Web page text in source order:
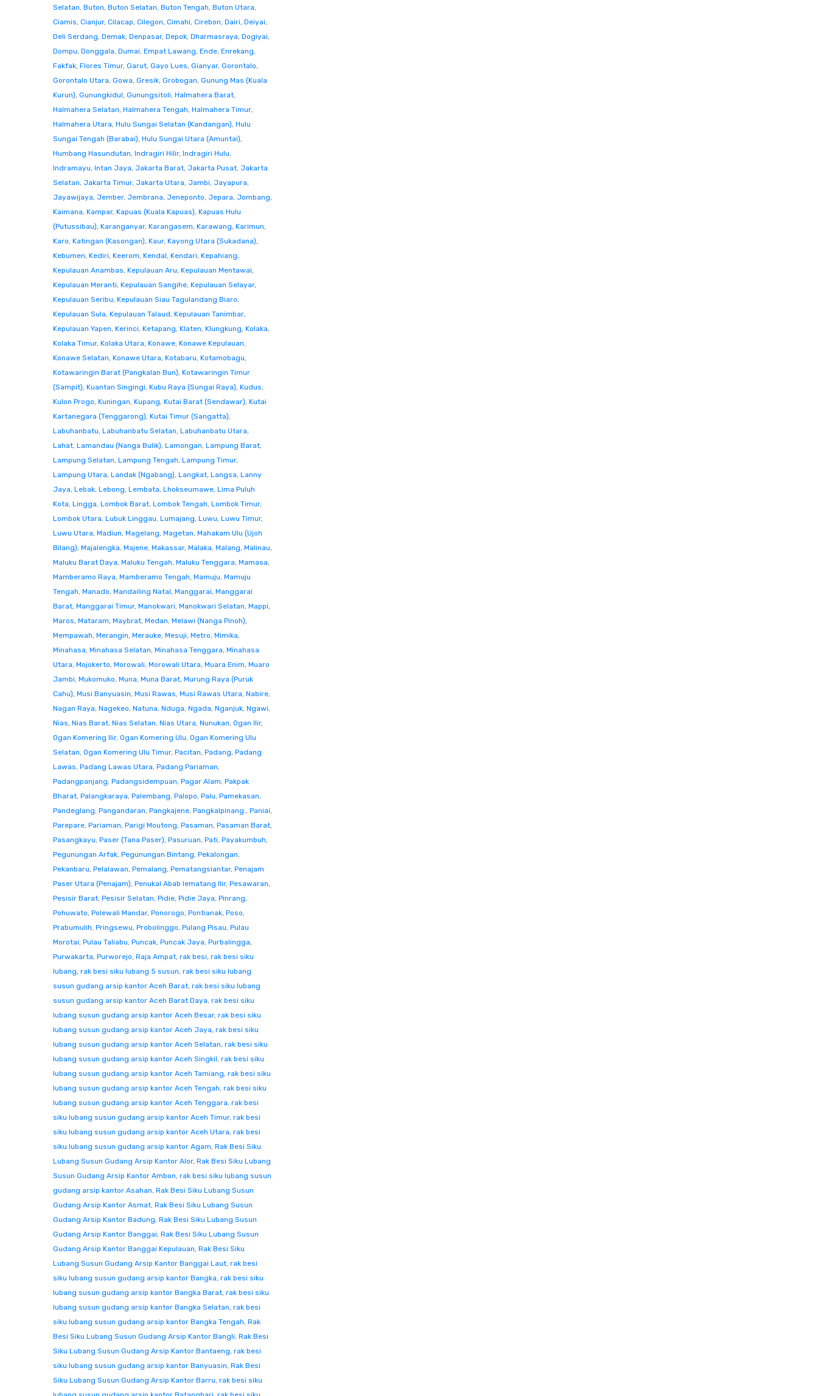
Selatan, Buton, Buton Selatan, Buton Tengah, Buton Utara,
Ciamis, Cianjur, Cilacap, Cilegon, Cimahi, Cirebon, Dairi, Deiyai,
Deli Serdang, Demak, Denpasar, Depok, Dharmasraya, Dogiyai,
Dompu, Donggala, Dumai, Empat Lawang, Ende, Enrekang,
Fakfak, Flores Timur, Garut, Gayo Lues, Gianyar, Gorontalo,
Gorontalo Utara, Gowa, Gresik, Grobogan, Gunung Mas (Kuala
Kurun), Gunungkidul, Gunungsitoli, Halmahera Barat,
Halmahera Selatan, Halmahera Tengah, Halmahera Timur,
Halmahera Utara, Hulu Sungai Selatan (Kandangan), Hulu
Sungai Tengah (Barabai), Hulu Sungai Utara (Amuntai),
Humbang Hasundutan, Indragiri Hilir, Indragiri Hulu,
Indramayu, Intan Jaya, Jakarta Barat, Jakarta Pusat, Jakarta
Selatan, Jakarta Timur, Jakarta Utara, Jambi, Jayapura,
Jayawijaya, Jember, Jembrana, Jeneponto, Jepara, Jombang,
Kaimana, Kampar, Kapuas (Kuala Kapuas), Kapuas Hulu
(Putussibau), Karanganyar, Karangasem, Karawang, Karimun,
Karo, Katingan (Kasongan), Kaur, Kayong Utara (Sukadana),
Kebumen, Kediri, Keerom, Kendal, Kendari, Kepahiang,
Kepulauan Anambas, Kepulauan Aru, Kepulauan Mentawai,
Kepulauan Meranti, Kepulauan Sangihe, Kepulauan Selayar,
Kepulauan Seribu, Kepulauan Siau Tagulandang Biaro,
Kepulauan Sula, Kepulauan Talaud, Kepulauan Tanimbar,
Kepulauan Yapen, Kerinci, Ketapang, Klaten, Klungkung, Kolaka,
Kolaka Timur, Kolaka Utara, Konawe, Konawe Kepulauan,
Konawe Selatan, Konawe Utara, Kotabaru, Kotamobagu,
Kotawaringin Barat (Pangkalan Bun), Kotawaringin Timur
(Sampit), Kuantan Singingi, Kubu Raya (Sungai Raya), Kudus,
Kulon Progo, Kuningan, Kupang, Kutai Barat (Sendawar), Kutai
Kartanegara (Tenggarong), Kutai Timur (Sangatta),
Labuhanbatu, Labuhanbatu Selatan, Labuhanbatu Utara,
Lahat, Lamandau (Nanga Bulik), Lamongan, Lampung Barat,
Lampung Selatan, Lampung Tengah, Lampung Timur,
Lampung Utara, Landak (Ngabang), Langkat, Langsa, Lanny
Jaya, Lebak, Lebong, Lembata, Lhokseumawe, Lima Puluh
Kota, Lingga, Lombok Barat, Lombok Tengah, Lombok Timur,
Lombok Utara, Lubuk Linggau, Lumajang, Luwu, Luwu Timur,
Luwu Utara, Madiun, Magelang, Magetan, Mahakam Ulu (Ujoh
Bilang), Majalengka, Majene, Makassar, Malaka, Malang, Malinau,
Maluku Barat Daya, Maluku Tengah, Maluku Tenggara, Mamasa,
Mamberamo Raya, Mamberamo Tengah, Mamuju, Mamuju
Tengah, Manado, Mandailing Natal, Manggarai, Manggarai
Barat, Manggarai Timur, Manokwari, Manokwari Selatan, Mappi,
Maros, Mataram, Maybrat, Medan, Melawi (Nanga Pinoh),
Mempawah, Merangin, Merauke, Mesuji, Metro, Mimika,
Minahasa, Minahasa Selatan, Minahasa Tenggara, Minahasa
Utara, Mojokerto, Morowali, Morowali Utara, Muara Enim, Muaro
Jambi, Mukomuko, Muna, Muna Barat, Murung Raya (Puruk
Cahu), Musi Banyuasin, Musi Rawas, Musi Rawas Utara, Nabire,
Nagan Raya, Nagekeo, Natuna, Nduga, Ngada, Nganjuk, Ngawi,
Nias, Nias Barat, Nias Selatan, Nias Utara, Nunukan, Ogan Ilir,
Ogan Komering Ilir, Ogan Komering Ulu, Ogan Komering Ulu
Selatan, Ogan Komering Ulu Timur, Pacitan, Padang, Padang
Lawas, Padang Lawas Utara, Padang Pariaman,
Padangpanjang, Padangsidempuan, Pagar Alam, Pakpak
Bharat, Palangkaraya, Palembang, Palopo, Palu, Pamekasan,
Pandeglang, Pangandaran, Pangkajene, Pangkalpinang., Paniai,
Parepare, Pariaman, Parigi Moutong, Pasaman, Pasaman Barat,
Pasangkayu, Paser (Tana Paser), Pasuruan, Pati, Payakumbuh,
Pegunungan Arfak, Pegunungan Bintang, Pekalongan,
Pekanbaru, Pelalawan, Pemalang, Pematangsiantar, Penajam
Paser Utara (Penajam), Penukal Abab lematang Ilir, Pesawaran,
Pesisir Barat, Pesisir Selatan, Pidie, Pidie Jaya, Pinrang,
Pohuwato, Polewali Mandar, Ponorogo, Pontianak, Poso,
Prabumulih, Pringsewu, Probolinggo, Pulang Pisau, Pulau
Morotai, Pulau Taliabu, Puncak, Puncak Jaya, Purbalingga,
Purwakarta, Purworejo, Raja Ampat, rak besi, rak besi siku
lubang, rak besi siku lubang 5 susun, rak besi siku lubang
susun gudang arsip kantor Aceh Barat, rak besi siku lubang
susun gudang arsip kantor Aceh Barat Daya, rak besi siku
lubang susun gudang arsip kantor Aceh Besar, rak besi siku
lubang susun gudang arsip kantor Aceh Jaya, rak besi siku
lubang susun gudang arsip kantor Aceh Selatan, rak besi siku
lubang susun gudang arsip kantor Aceh Singkil, rak besi siku
lubang susun gudang arsip kantor Aceh Tamiang, rak besi siku
lubang susun gudang arsip kantor Aceh Tengah, rak besi siku
lubang susun gudang arsip kantor Aceh Tenggara, rak besi
siku lubang susun gudang arsip kantor Aceh Timur, rak besi
siku lubang susun gudang arsip kantor Aceh Utara, rak besi
siku lubang susun gudang arsip kantor Agam, Rak Besi Siku
Lubang Susun Gudang Arsip Kantor Alor, Rak Besi Siku Lubang
Susun Gudang Arsip Kantor Ambon, rak besi siku lubang susun
gudang arsip kantor Asahan, Rak Besi Siku Lubang Susun
Gudang Arsip Kantor Asmat, Rak Besi Siku Lubang Susun
Gudang Arsip Kantor Badung, Rak Besi Siku Lubang Susun
Gudang Arsip Kantor Banggai, Rak Besi Siku Lubang Susun
Gudang Arsip Kantor Banggai Kepulauan, Rak Besi Siku
Lubang Susun Gudang Arsip Kantor Banggai Laut, rak besi
siku lubang susun gudang arsip kantor Bangka, rak besi siku
lubang susun gudang arsip kantor Bangka Barat, rak besi siku
lubang susun gudang arsip kantor Bangka Selatan, rak besi
siku lubang susun gudang arsip kantor Bangka Tengah, Rak
Besi Siku Lubang Susun Gudang Arsip Kantor Bangli, Rak Besi
Siku Lubang Susun Gudang Arsip Kantor Bantaeng, rak besi
siku lubang susun gudang arsip kantor Banyuasin, Rak Besi
Siku Lubang Susun Gudang Arsip Kantor Barru, rak besi siku